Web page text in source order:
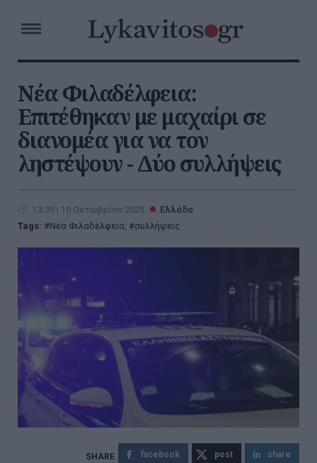
Νέα Φιλαδέλφεια:
Επιτέθηκαν με μαχαίρι σε
διανομέα για να τον
ληστέψουν - Δύο συλλήψεις
13:30 | 10 Οκτωβρίου 2025
Ελλάδα
Tags:
Νέα Φιλαδέλφεια, συλλήψεις
facebook post share